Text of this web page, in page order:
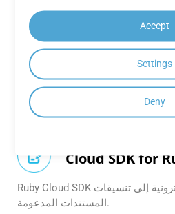
GroupDocs.Signature
Cloud SDK for
Python SDK لتطبيق التوقيعات الرقمية على العديد من تنسيقات
Cloud SDK for
Ruby Cloud SDK لإضافة التوقيعات الإلكترونية إلى تنسيقات
المستندات المدعومة.
Accept
Settings
Deny